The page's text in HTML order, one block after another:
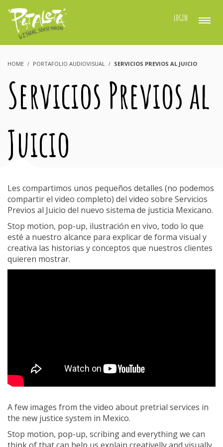
LOGIN
HOME PORTAFOLIO AUDIOVISUAL SERVICIOS PREVIOS AL JUICIO
Servicios Previos al
Juicio
Les compartimos unos pequeños detalles (no podemos
compartir el video completo) del video sobre Servicios
Previos al Juicio del nuevo sistema de justicia Mexicano.
Stop motion, pop-up, ilustración en vivo, todo lo que
esté a nuestro alcance para explicar de forma visual y
creativa las historias y conceptos que nuestros clientes
quieren mostrar.
A few images from the video about pretrial services in
the new justice system in Mexico.
Stop motion, pop-up, scribing and everything we can